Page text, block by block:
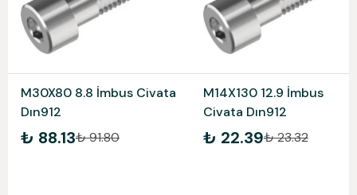
M30X80 8.8 İmbus Civata
Dın912
₺ 88.13₺ 91.80
M14X130 12.9 İmbus
Civata Dın912
₺ 22.39₺ 23.32